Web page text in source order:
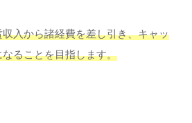
入から諸経費を差し引き、キャッ
ることを目指します。